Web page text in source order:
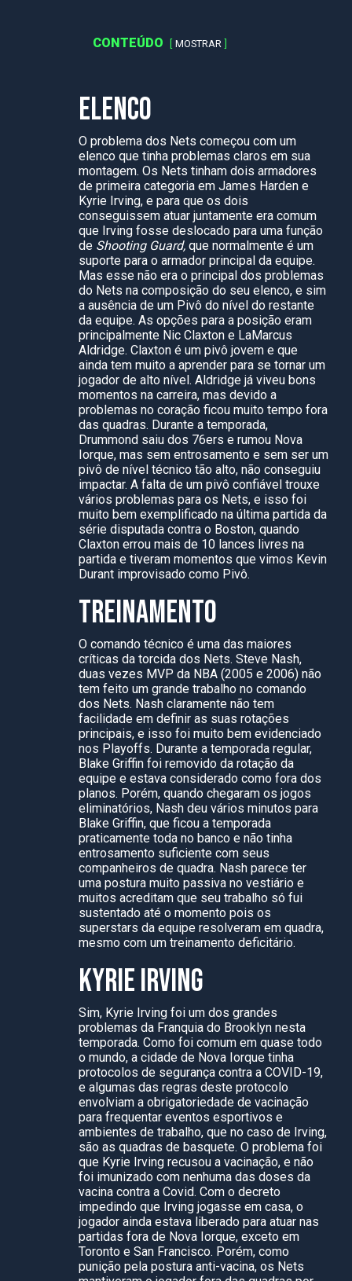
CONTEÚDO MOSTRAR
ELENCO
O problema dos Nets começou com um
elenco que tinha problemas claros em sua
montagem. Os Nets tinham dois armadores
de primeira categoria em James Harden e
Kyrie Irving, e para que os dois
conseguissem atuar juntamente era comum
que Irving fosse deslocado para uma função
de Shooting Guard, que normalmente é um
suporte para o armador principal da equipe.
Mas esse não era o principal dos problemas
do Nets na composição do seu elenco, e sim
a ausência de um Pivô do nível do restante
da equipe. As opções para a posição eram
principalmente Nic Claxton e LaMarcus
Aldridge. Claxton é um pivô jovem e que
ainda tem muito a aprender para se tornar um
jogador de alto nível. Aldridge já viveu bons
momentos na carreira, mas devido a
problemas no coração ficou muito tempo fora
das quadras. Durante a temporada,
Drummond saiu dos 76ers e rumou Nova
Iorque, mas sem entrosamento e sem ser um
pivô de nível técnico tão alto, não conseguiu
impactar. A falta de um pivô confiável trouxe
vários problemas para os Nets, e isso foi
muito bem exemplificado na última partida da
série disputada contra o Boston, quando
Claxton errou mais de 10 lances livres na
partida e tiveram momentos que vimos Kevin
Durant improvisado como Pivô.
TREINAMENTO
O comando técnico é uma das maiores
críticas da torcida dos Nets. Steve Nash,
duas vezes MVP da NBA (2005 e 2006) não
tem feito um grande trabalho no comando
dos Nets. Nash claramente não tem
facilidade em definir as suas rotações
principais, e isso foi muito bem evidenciado
nos Playoffs. Durante a temporada regular,
Blake Griffin foi removido da rotação da
equipe e estava considerado como fora dos
planos. Porém, quando chegaram os jogos
eliminatórios, Nash deu vários minutos para
Blake Griffin, que ficou a temporada
praticamente toda no banco e não tinha
entrosamento suficiente com seus
companheiros de quadra. Nash parece ter
uma postura muito passiva no vestiário e
muitos acreditam que seu trabalho só fui
sustentado até o momento pois os
superstars da equipe resolveram em quadra,
mesmo com um treinamento deficitário.
KYRIE IRVING
Sim, Kyrie Irving foi um dos grandes
problemas da Franquia do Brooklyn nesta
temporada. Como foi comum em quase todo
o mundo, a cidade de Nova Iorque tinha
protocolos de segurança contra a COVID-19,
e algumas das regras deste protocolo
envolviam a obrigatoriedade de vacinação
para frequentar eventos esportivos e
ambientes de trabalho, que no caso de Irving,
são as quadras de basquete. O problema foi
que Kyrie Irving recusou a vacinação, e não
foi imunizado com nenhuma das doses da
vacina contra a Covid. Com o decreto
impedindo que Irving jogasse em casa, o
jogador ainda estava liberado para atuar nas
partidas fora de Nova Iorque, exceto em
Toronto e San Francisco. Porém, como
punição pela postura anti-vacina, os Nets